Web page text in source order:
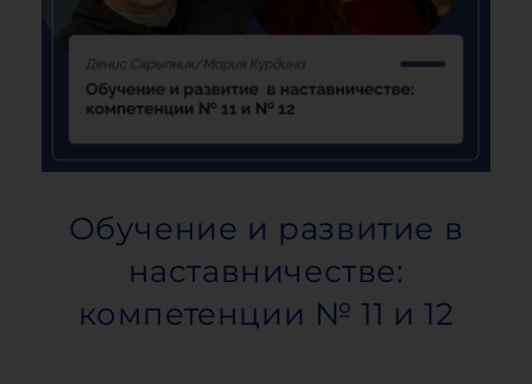
Обучение и развитие в
наставничестве:
компетенции № 11 и 12